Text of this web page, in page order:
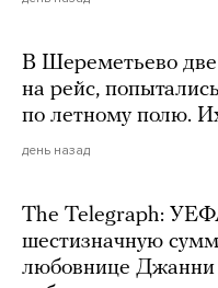
В Шереметьево
на рейс,
по летному полю.
день назад
The Telegraph:
шестизначную
любовнице Джанни